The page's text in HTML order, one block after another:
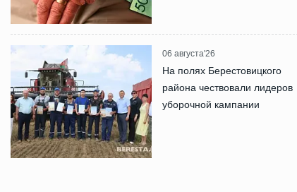
06 августа'26
На полях Берестовицкого
района чествовали лидеров
уборочной кампании